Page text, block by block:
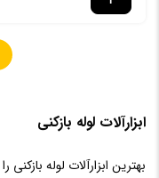
ابزارآلات لوله بازکنی
بهترین ابزارآلات لوله